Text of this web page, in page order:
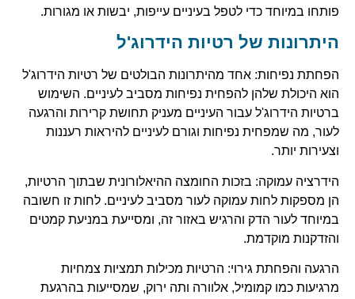
פותחו במיוחד כדי לטפל בעיניים עייפות, יבשות או מגורות.
היתרונות של רטיות הידרוג'ל
הפחתת נפיחות: אחד מהיתרונות הבולטים של רטיות הידרוג'ל
הוא היכולת שלהן להפחית נפיחות מסביב לעיניים. השימוש
ברטיות הידרוג'ל עבור העיניים מעניק תחושת קרירות והרגעה
לעור, מה שמפחית נפיחות וגורם לעיניים להיראות רעננות
וצעירות יותר.
הידרציה עמוקה: בזכות החומצה ההיאלורונית שבתוך הרטיות,
הן מספקות לחות עמוקה לעור מסביב לעיניים. לחות זו חשובה
במיוחד לעור הדק והרגיש באזור זה, ומסייעת במניעת קמטים
והזדקנות מוקדמת.
הרגעה והפחתת גירוי: הרטיות מכילות תמציות צמחיות
מרגיעות כמו קמומיל, אלוורה ותה ירוק, שמסייעות בהרגעת